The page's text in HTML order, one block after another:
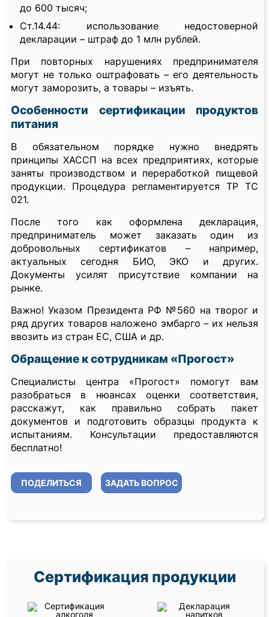
до 600 тысяч;
Ст.14.44: использование недостоверной
декларации – штраф до 1 млн рублей.
При повторных нарушениях предпринимателя
могут не только оштрафовать – его деятельность
могут заморозить, а товары – изъять.
Особенности сертификации продуктов
питания
В обязательном порядке нужно внедрять
принципы ХАССП на всех предприятиях, которые
заняты производством и переработкой пищевой
продукции. Процедура регламентируется ТР ТС
021.
После того как оформлена декларация,
предприниматель может заказать один из
добровольных сертификатов – например,
актуальных сегодня БИО, ЭКО и других.
Документы усилят присутствие компании на
рынке.
Важно! Указом Президента РФ №560 на творог и
ряд других товаров наложено эмбарго – их нельзя
ввозить из стран ЕС, США и др.
Обращение к сотрудникам «Прогост»
Специалисты центра «Прогост» помогут вам
разобраться в нюансах оценки соответствия,
расскажут, как правильно собрать пакет
документов и подготовить образцы продукта к
испытаниям. Консультации предоставляются
бесплатно!
ПОДЕЛИТЬСЯ ЗАДАТЬ ВОПРОС
Сертификация продукции